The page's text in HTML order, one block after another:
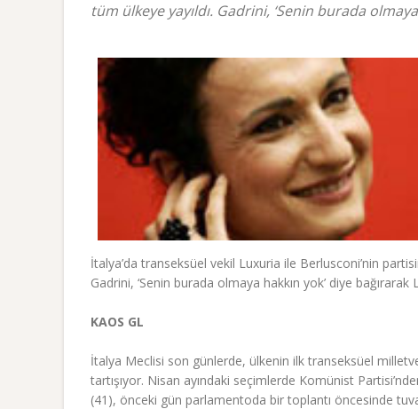
tüm ülkeye yayıldı. Gadrini, ‘Senin burada
İtalya’da transeksüel vekil Luxuria ile Berlusconi’nin
Gadrini, ‘Senin burada olmaya hakkın yok’ diye bağırarak
KAOS GL
İtalya Meclisi son günlerde, ülkenin ilk transeksüel
tartışıyor. Nisan ayındaki seçimlerde Komünist
(41), önceki gün parlamentoda bir toplantı öncesinde